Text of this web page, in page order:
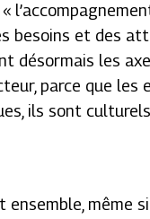
besoins et des
désormais les
parce que
ils sont
ensemble, même